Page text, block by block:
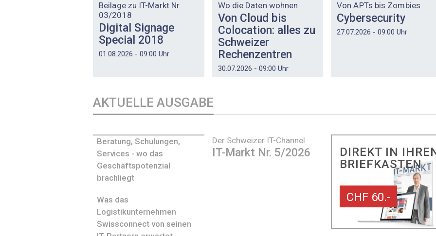
Beilage zu IT-Markt Nr.
03/2018
Digital Signage
Special 2018
01.08.2026 - 09:00 Uhr
Wo die Daten wohnen
Von Cloud bis
Colocation: alles zu
Schweizer
Rechenzentren
30.07.2026 - 09:00 Uhr
Von APTs bis Zombies
Cybersecurity
27.07.2026 - 09:00 Uhr
AKTUELLE AUSGABE
Der Schweizer IT-Channel
IT-Markt Nr. 5/2026
Beratung, Schulungen,
Services - wo das
Geschäftspotenzial
brachliegt
Was das
Logistikunternehmen
Swissconnect von seinen
DIREKT IN
BRIEFKASTEN
CHF 60.-